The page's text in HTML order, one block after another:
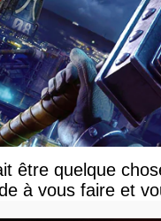
être quelque
à vous faire et